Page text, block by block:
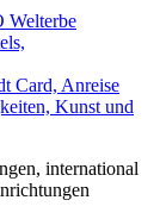
Welterbe
Card, Anreise
Kunst und
international